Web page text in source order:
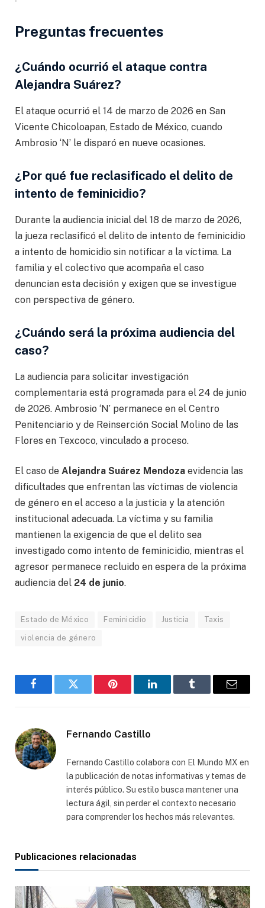
Preguntas frecuentes
¿Cuándo ocurrió el ataque contra
Alejandra Suárez?
El ataque ocurrió el 14 de marzo de 2026 en San
Vicente Chicoloapan, Estado de México, cuando
Ambrosio ‘N’ le disparó en nueve ocasiones.
¿Por qué fue reclasificado el delito de
intento de feminicidio?
Durante la audiencia inicial del 18 de marzo de 2026,
la jueza reclasificó el delito de intento de feminicidio
a intento de homicidio sin notificar a la víctima. La
familia y el colectivo que acompaña el caso
denuncian esta decisión y exigen que se investigue
con perspectiva de género.
¿Cuándo será la próxima audiencia del
caso?
La audiencia para solicitar investigación
complementaria está programada para el 24 de junio
de 2026. Ambrosio ‘N’ permanece en el Centro
Penitenciario y de Reinserción Social Molino de las
Flores en Texcoco, vinculado a proceso.
El caso de Alejandra Suárez Mendoza evidencia las
dificultades que enfrentan las víctimas de violencia
de género en el acceso a la justicia y la atención
institucional adecuada. La víctima y su familia
mantienen la exigencia de que el delito sea
investigado como intento de feminicidio, mientras el
agresor permanece recluido en espera de la próxima
audiencia del 24 de junio.
Estado de México Feminicidio Justicia Taxis
violencia de género
FacebookGorjeo Pinterest LinkedInTumblr
Correo
Fernando Castillo
Fernando Castillo colabora con El Mundo MX en
la publicación de notas informativas y temas de
interés público. Su estilo busca mantener una
lectura ágil, sin perder el contexto necesario
para comprender los hechos más relevantes.
Publicaciones relacionadas